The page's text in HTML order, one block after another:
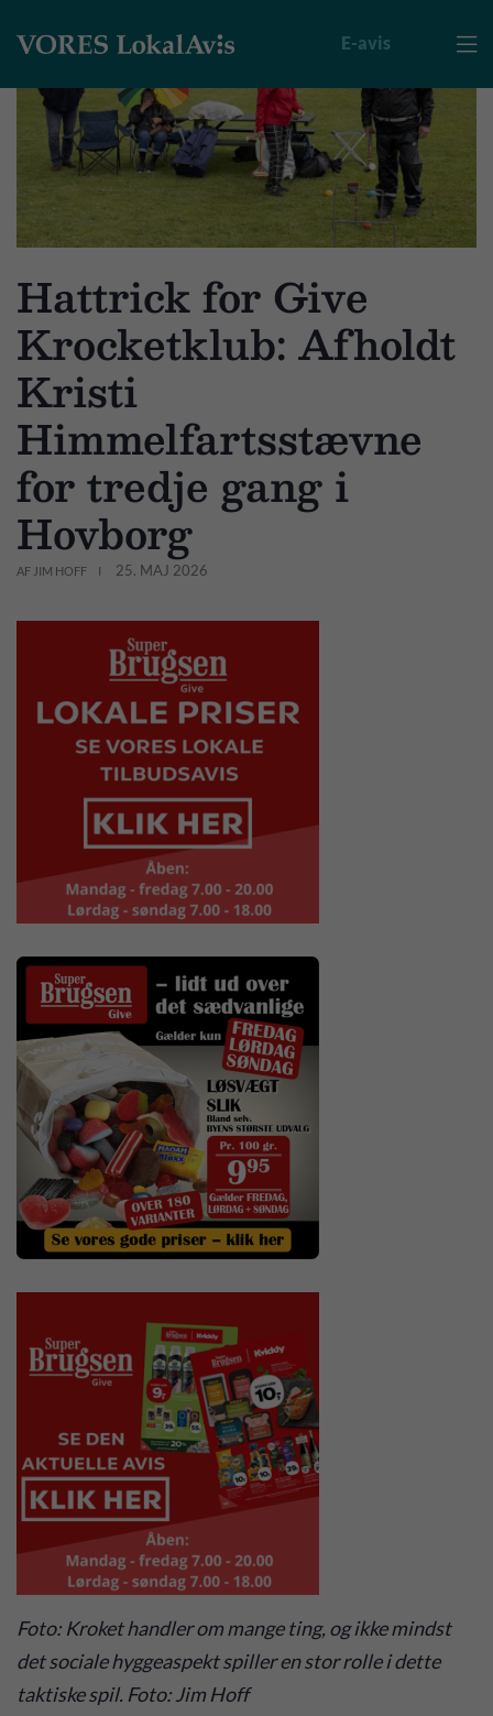

E-avis
Hattrick for Give
Krocketklub: Afholdt
Kristi
Himmelfartsstævne
for tredje gang i
Hovborg
AF JIM HOFF 25. MAJ 2026
Foto: Kroket handler om mange ting, og ikke mindst
det sociale hyggeaspekt spiller en stor rolle i dette
taktiske spil. Foto: Jim Hoff